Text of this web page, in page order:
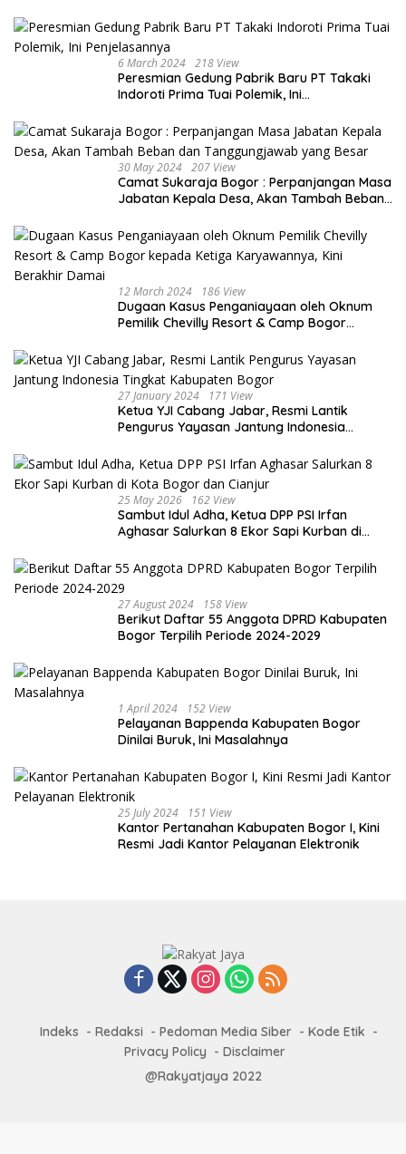
2025
6 March 2024 218 View
Peresmian Gedung Pabrik Baru PT Takaki
Indoroti Prima Tuai Polemik, Ini
30 May 2024 207 View
Camat Sukaraja Bogor : Perpanjangan Masa
Jabatan Kepala Desa, Akan Tambah Beban
12 March 2024 186 View
Dugaan Kasus Penganiayaan oleh Oknum
Pemilik Chevilly Resort & Camp Bogor
Damai
27 January 2024 171 View
Ketua YJI Cabang Jabar, Resmi Lantik
Pengurus Yayasan Jantung Indonesia
25 May 2026 162 View
Sambut Idul Adha, Ketua DPP PSI Irfan
Aghasar Salurkan 8 Ekor Sapi Kurban di
27 August 2024 158 View
Berikut Daftar 55 Anggota DPRD Kabupaten
Bogor Terpilih Periode 2024-2029
1 April 2024 152 View
Pelayanan Bappenda Kabupaten Bogor
Dinilai Buruk, Ini Masalahnya
25 July 2024 151 View
Kantor Pertanahan Kabupaten Bogor I, Kini
Resmi Jadi Kantor Pelayanan Elektronik
Indeks Redaksi Pedoman Media Siber
Kode Etik
Privacy Policy
Disclaimer
@Rakyatjaya 2022